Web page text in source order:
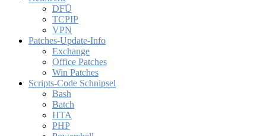
DFÜ
TCPIP
VPN
Patches-Update-Info
Exchange
Office Patches
Win Patches
Scripts-Code Schnipsel
Bash
Batch
HTA
PHP